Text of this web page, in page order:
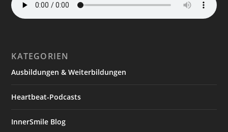
KATEGORIEN
Ausbildungen & Weiterbildungen
Heartbeat-Podcasts
InnerSmile Blog